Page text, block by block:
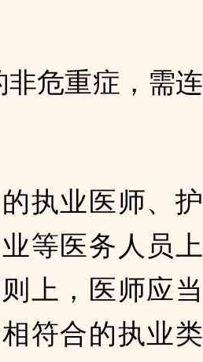
危重症，需连
执业医师、护
等医务人员上
上，医师应当
符合的执业类